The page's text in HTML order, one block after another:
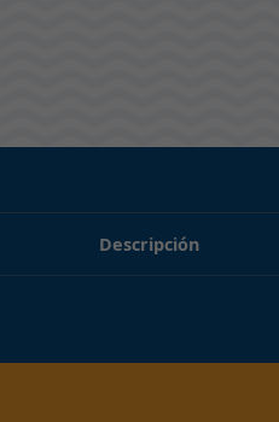
Descripción